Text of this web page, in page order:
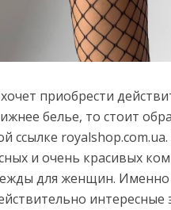
приобрести
белье, то стоит
ссылке royalshop.com.ua.
и очень красивых
для женщин.